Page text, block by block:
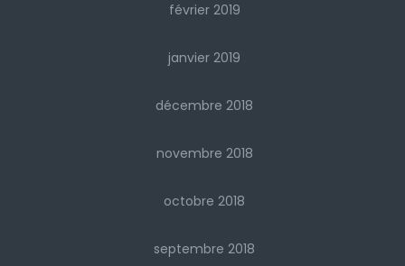
février 2019
janvier 2019
décembre 2018
novembre 2018
octobre 2018
septembre 2018